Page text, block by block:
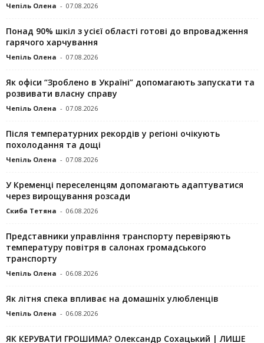
Чепіль Олена - 07.08.2026
Понад 90% шкіл з усієї області готові до впровадження
гарячого харчування
Чепіль Олена - 07.08.2026
Як офіси “Зроблено в Україні” допомагають запускaти та
розвивати власну справу
Чепіль Олена - 07.08.2026
Після температурних рекордів у регіоні очікують
похолодання та дощі
Чепіль Олена - 07.08.2026
У Кременці переселенцям допомагають адаптуватися
через вирощування розсади
Скиба Тетяна - 06.08.2026
Представники управління транспорту перевіряють
температуру повітря в салонах громадського
транспорту
Чепіль Олена - 06.08.2026
Як літня спека впливає на домашніх улюбленців
Чепіль Олена - 06.08.2026
ЯК КЕРУВАТИ ГРОШИМА? Олександр Сохацький | ЛИШЕ